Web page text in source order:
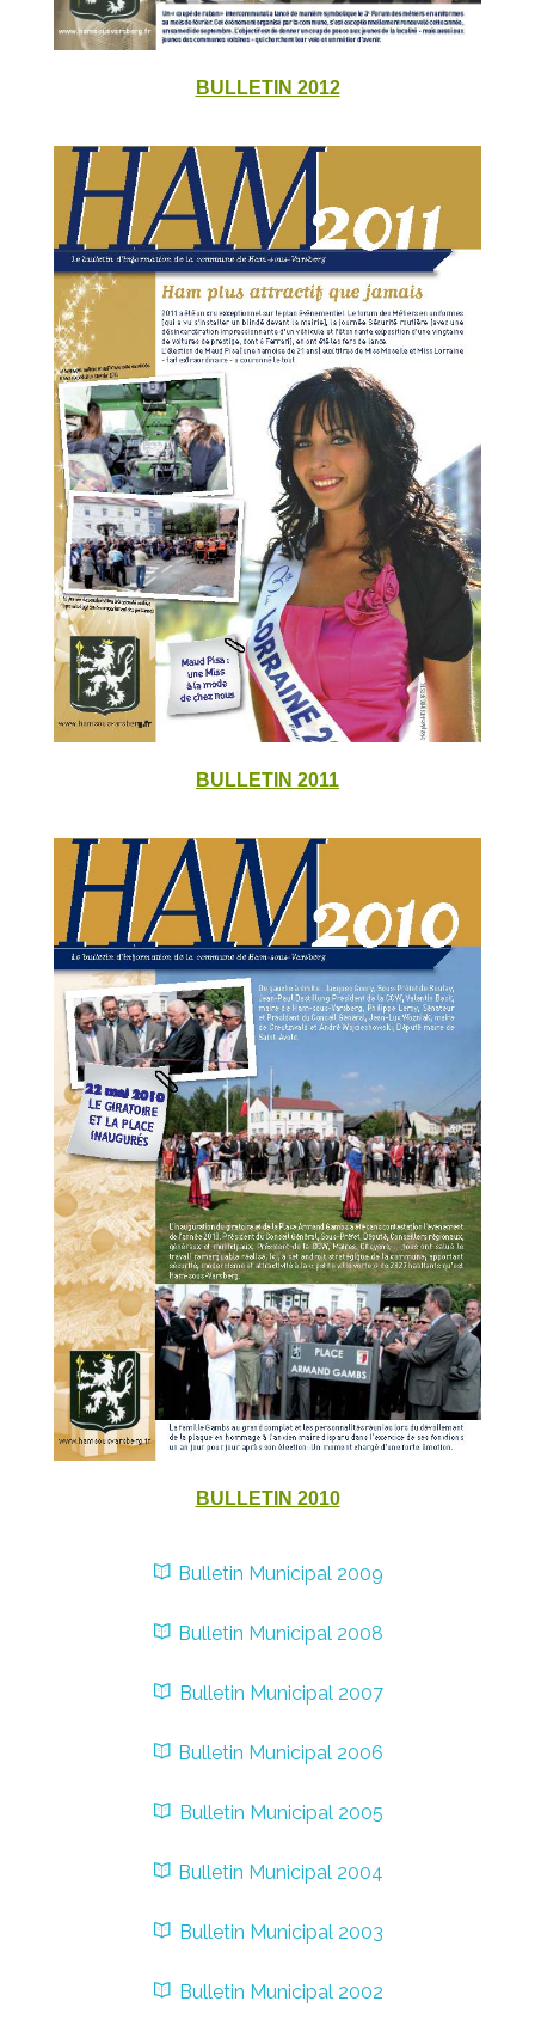
BULLETIN 2012
BULLETIN 2011
BULLETIN 2010
Bulletin Municipal 2009
Bulletin Municipal 2008
Bulletin Municipal 2007
Bulletin Municipal 2006
Bulletin Municipal 2005
Bulletin Municipal 2004
Bulletin Municipal 2003
Bulletin Municipal 2002